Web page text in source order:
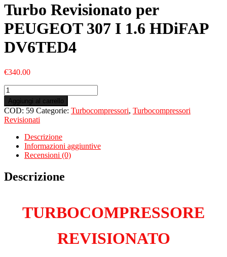
Turbo Revisionato per
PEUGEOT 307 I 1.6 HDiFAP
DV6TED4
€340.00
Turbo
Revisionato
per
PEUGEOT
307
HDiFAP
DV6TED4
quantità
Aggiungi al carrello
COD: 59 Categorie: Turbocompressori, Turbocompressori
Revisionati
Descrizione
Informazioni aggiuntive
Recensioni (0)
Descrizione
TURBOCOMPRESSORE
REVISIONATO